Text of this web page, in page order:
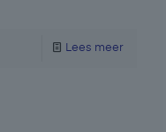
Lees meer